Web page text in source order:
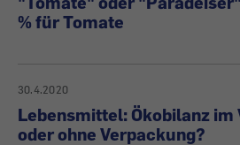
% für Tomate
30.4.2020
Lebensmittel: Ökobilanz im
oder ohne Verpackung?